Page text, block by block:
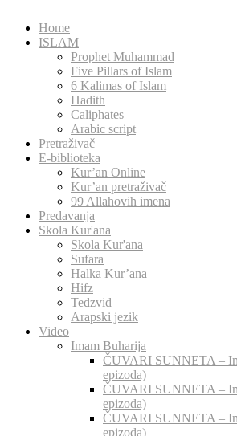
Home
ISLAM
Prophet Muhammad
Five Pillars of Islam
6 Kalimas of Islam
Hadith
Caliphates
Arabic script
Pretraživač
E-biblioteka
Kur’an Online
Kur’an pretraživač
99 Allahovih imena
Predavanja
Skola Kur'ana
Skola Kur'ana
Sufara
Halka Kur’ana
Hifz
Tedzvid
Arapski jezik
Video
Imam Buharija
ČUVARI SUNNETA –
epizoda)
ČUVARI SUNNETA –
epizoda)
ČUVARI SUNNETA –
epizoda)